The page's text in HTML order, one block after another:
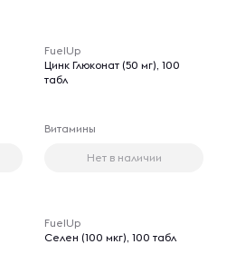
FuelUp
Цинк Глюконат (50 мг), 100
табл
Витамины
Нет в наличии
FuelUp
Селен (100 мкг), 100 табл